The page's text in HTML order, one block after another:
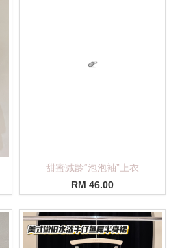
甜蜜减龄“泡泡袖”上衣
RM 46.00